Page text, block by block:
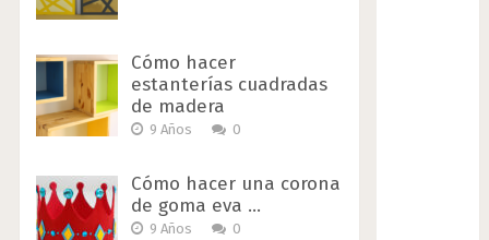
Cómo hacer
estanterías cuadradas
de madera
9 Años 0
Cómo hacer una corona
de goma eva …
9 Años 0